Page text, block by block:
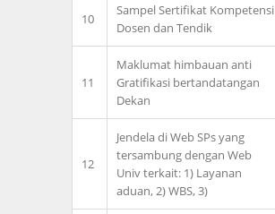
10
Sampel Sertifikat Kompetensi
Dosen dan Tendik
11
Maklumat himbauan anti
Gratifikasi bertandatangan
Dekan
12
Jendela di Web SPs yang
tersambung dengan Web
Univ terkait: 1) Layanan
aduan, 2) WBS, 3)